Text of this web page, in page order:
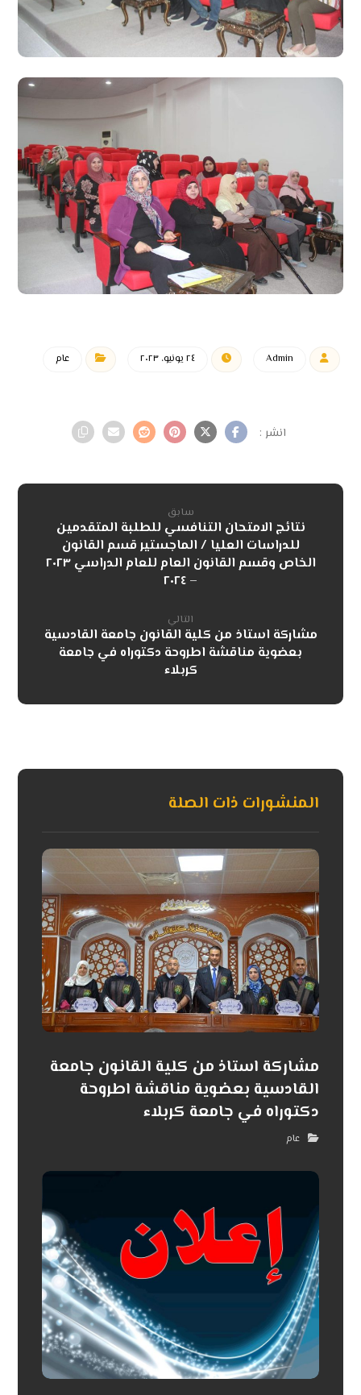
Admin ٢٤ يونيو، ٢٠٢٣ عام
سابق
نتائج الامتحان التنافسي للطلبة المتقدمين
للدراسات العليا / الماجستير قسم القانون
الخاص وقسم القانون العام للعام الدراسي ٢٠٢٣
– ٢٠٢٤
التالي
مشاركة استاذ من كلية القانون جامعة القادسية
بعضوية مناقشة اطروحة دكتوراه في جامعة
كربلاء
المنشورات ذات الصلة
مشاركة استاذ من كلية القانون جامعة
القادسية بعضوية مناقشة اطروحة
دكتوراه في جامعة كربلاء
عام